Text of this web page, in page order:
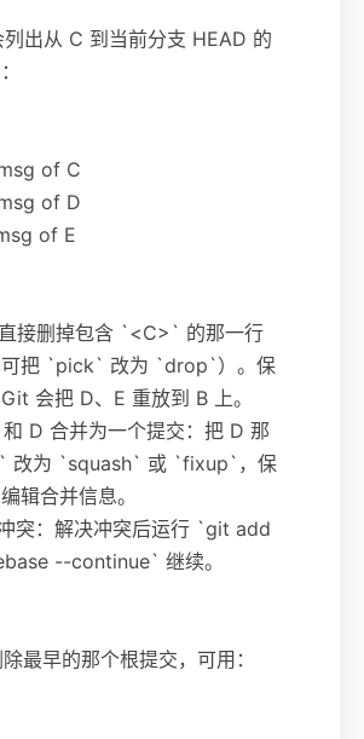
出从 C 到当前分支 HEAD 的
of C
of D
of E
接删掉包含 `<C>` 的那一行
可把 `pick` 改为 `drop`）。保
会把 D、E 重放到 B 上。
D 合并为一个提交：把 D 那
改为 `squash` 或 `fixup`，保
辑合并信息。
突：解决冲突后运行 `git add
--continue` 继续。
最早的那个根提交，可用：